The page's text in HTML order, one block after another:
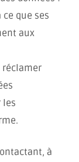
que ses
aux
réclamer
les
à